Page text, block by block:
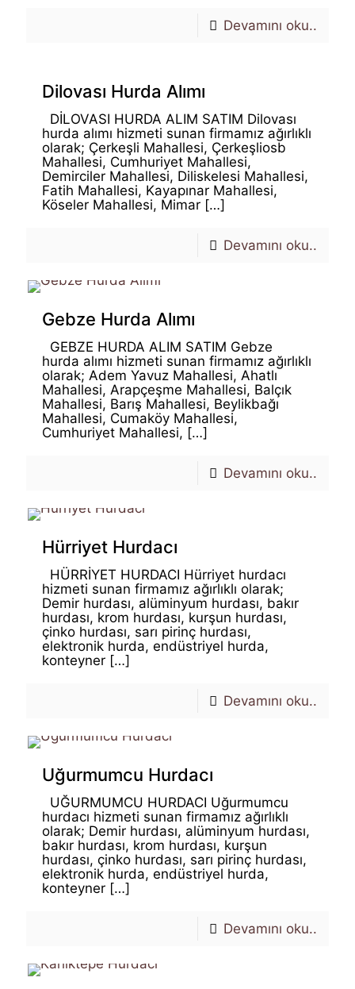
Devamını oku..
Dilovası Hurda Alımı
DİLOVASI HURDA ALIM SATIM Dilovası
hurda alımı hizmeti sunan firmamız ağırlıklı
olarak; Çerkeşli Mahallesi, Çerkeşliosb
Mahallesi, Cumhuriyet Mahallesi,
Demirciler Mahallesi, Diliskelesi Mahallesi,
Fatih Mahallesi, Kayapınar Mahallesi,
Köseler Mahallesi, Mimar […]
Devamını oku..
Gebze Hurda Alımı
GEBZE HURDA ALIM SATIM Gebze
hurda alımı hizmeti sunan firmamız ağırlıklı
olarak; Adem Yavuz Mahallesi, Ahatlı
Mahallesi, Arapçeşme Mahallesi, Balçık
Mahallesi, Barış Mahallesi, Beylikbağı
Mahallesi, Cumaköy Mahallesi,
Cumhuriyet Mahallesi, […]
Devamını oku..
Hürriyet Hurdacı
HÜRRİYET HURDACI Hürriyet hurdacı
hizmeti sunan firmamız ağırlıklı olarak;
Demir hurdası, alüminyum hurdası, bakır
hurdası, krom hurdası, kurşun hurdası,
çinko hurdası, sarı pirinç hurdası,
elektronik hurda, endüstriyel hurda,
konteyner […]
Devamını oku..
Uğurmumcu Hurdacı
UĞURMUMCU HURDACI Uğurmumcu
hurdacı hizmeti sunan firmamız ağırlıklı
olarak; Demir hurdası, alüminyum hurdası,
bakır hurdası, krom hurdası, kurşun
hurdası, çinko hurdası, sarı pirinç hurdası,
elektronik hurda, endüstriyel hurda,
konteyner […]
Devamını oku..